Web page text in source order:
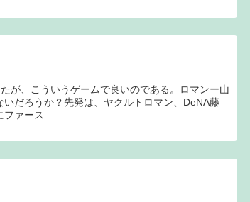
が、こういうゲームで良いのである。ロマンー山
だろうか？先発は、ヤクルトロマン、DeNA藤
ファース...